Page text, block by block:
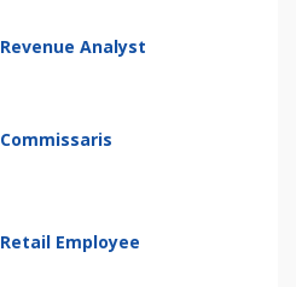
Revenue Analyst
Commissaris
Retail Employee